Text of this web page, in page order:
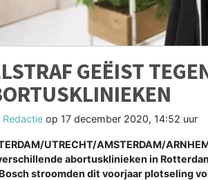
GEËIST
Redactie op 17 december 2020, 14:52 uur
UTRECHT/AMSTERDAM/
abortusklinieken in
stroomden dit voorjaar plotseling